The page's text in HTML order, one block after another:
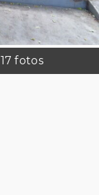
17 fotos